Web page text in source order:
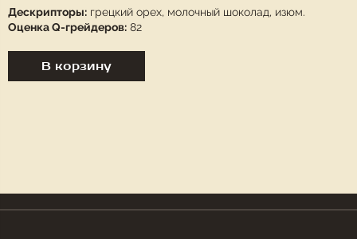
Дескрипторы: грецкий орех, молочный шоколад, изюм.
Оценка Q-грейдеров: 82
В корзину